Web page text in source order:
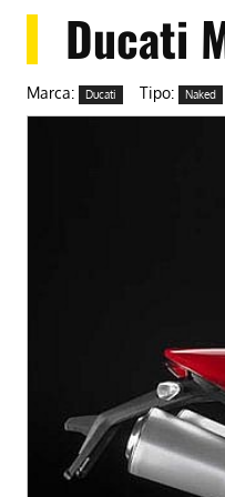
Ducati
Marca: Ducati Tipo: Naked